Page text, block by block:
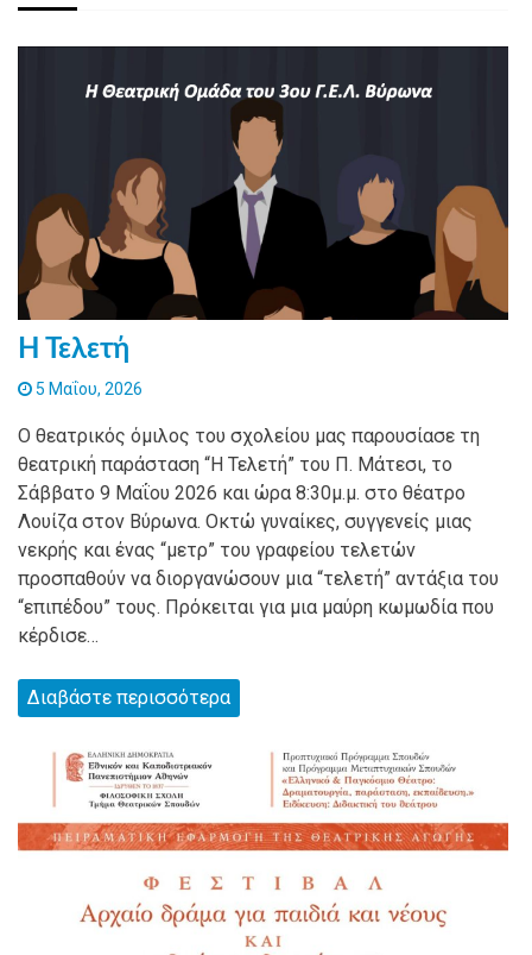
Η Τελετή
5 Μαΐου, 2026
Ο θεατρικός όμιλος του σχολείου μας παρουσίασε τη
θεατρική παράσταση “Η Τελετή” του Π. Μάτεσι, το
Σάββατο 9 Μαΐου 2026 και ώρα 8:30μ.μ. στο θέατρο
Λουίζα στον Βύρωνα. Οκτώ γυναίκες, συγγενείς μιας
νεκρής και ένας “μετρ” του γραφείου τελετών
προσπαθούν να διοργανώσουν μια “τελετή” αντάξια του
“επιπέδου” τους. Πρόκειται για μια μαύρη κωμωδία που
κέρδισε…
Διαβάστε περισσότερα